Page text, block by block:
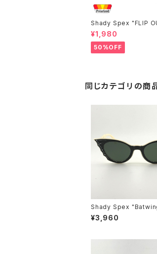
Shady Spex "FLIP
rsible Spex "
Black/White with
lack
¥1,980
50%OFF
同じカテゴリの商
Shady Spex
asses, Cream w/
¥3,960